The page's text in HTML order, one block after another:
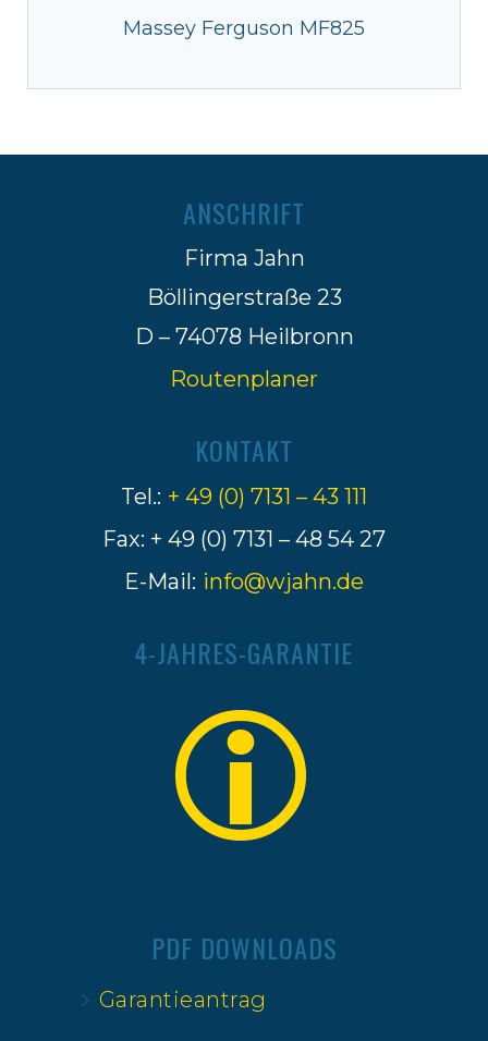
Massey Ferguson MF825
ANSCHRIFT
Firma Jahn
Böllingerstraße 23
D – 74078 Heilbronn
Routenplaner
KONTAKT
Tel.: + 49 (0) 7131 – 43 111
Fax: + 49 (0) 7131 – 48 54 27
E-Mail: info@wjahn.de
4-JAHRES-GARANTIE
PDF DOWNLOADS
Garantieantrag